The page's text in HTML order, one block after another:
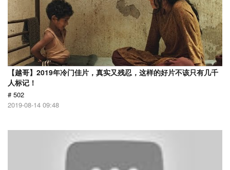
【越哥】2019年冷门佳片，真实又残忍，这样的好片不该只有几千
人标记！
# 502
2019-08-14 09:48